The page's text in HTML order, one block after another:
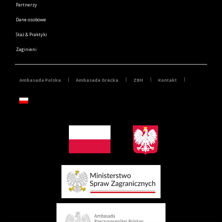
Partnerzy
Dane osobowe
Staż & Praktyki
Zaginieni
Ambasada Polska Ambasada Grecka ZBH Kontakt